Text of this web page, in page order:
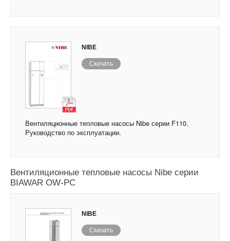
NIBE
Скачать
Вентиляционные тепловые насосы Nibe серии F110.
Руководство по эксплуатации.
Вентиляционные тепловые насосы Nibe серии
BIAWAR OW-PC
NIBE
Скачать